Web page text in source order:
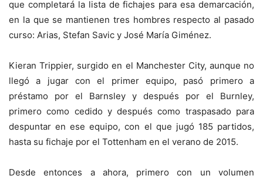
que completará la lista de fichajes para esa demarcación,
en la que se mantienen tres hombres respecto al pasado
curso: Arias, Stefan Savic y José María Giménez.
Kieran Trippier, surgido en el Manchester City, aunque no
llegó a jugar con el primer equipo, pasó primero a
préstamo por el Barnsley y después por el Burnley,
primero como cedido y después como traspasado para
despuntar en ese equipo, con el que jugó 185 partidos,
hasta su fichaje por el Tottenham en el verano de 2015.
Desde entonces a ahora, primero con un volumen